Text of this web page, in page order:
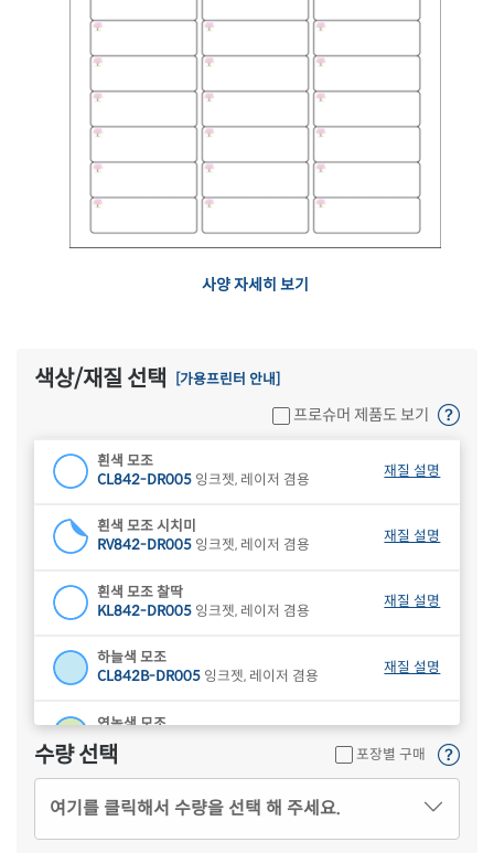
사양 자세히 보기
색상/재질 선택 [가용프린터 안내]
프로슈머 제품도 보기
흰색 모조
CL842-DR005 잉크젯, 레이저 겸용
재질 설명
흰색 모조 시치미
RV842-DR005 잉크젯, 레이저 겸용
재질 설명
흰색 모조 찰딱
KL842-DR005 잉크젯, 레이저 겸용
재질 설명
하늘색 모조
CL842B-DR005 잉크젯, 레이저 겸용
재질 설명
연녹색 모조
CL842G-DR005
재질 설명
CL842P-DR005잉크젯, 레이저 겸용
재질 설명
수량 선택 포장별 구매
여기를 클릭해서 수량을 선택 해 주세요.